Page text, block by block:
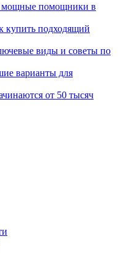
помощники в
купить подходящий
виды и советы по
варианты для
от 50 тысяч